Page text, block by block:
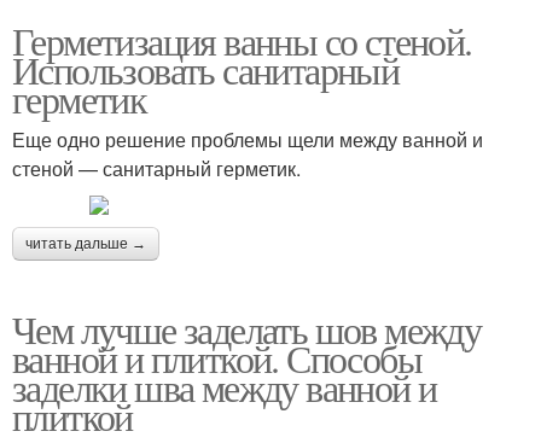
Герметизация ванны со стеной.
Использовать санитарный
герметик
Еще одно решение проблемы щели между ванной и
стеной — санитарный герметик.
читать дальше →
Чем лучше заделать шов между
ванной и плиткой. Способы
заделки шва между ванной и
плиткой